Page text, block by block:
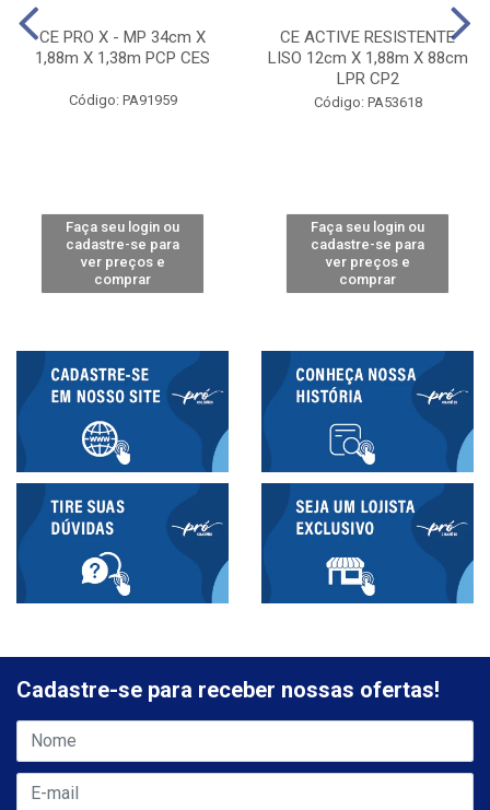
CE PRO X - MP 34cm X
1,88m X 1,38m PCP CES
Código: PA91959
Faça seu login ou
cadastre-se para
ver preços e
comprar
CE ACTIVE RESISTENTE
LISO 12cm X 1,88m X 88cm
LPR CP2
Código: PA53618
Faça seu login ou
cadastre-se para
ver preços e
comprar
Cadastre-se para receber nossas ofertas!